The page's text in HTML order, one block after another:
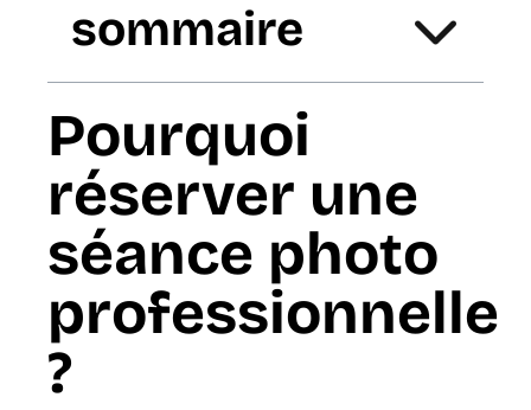
sommaire
Pourquoi
réserver une
séance photo
professionnelle
?